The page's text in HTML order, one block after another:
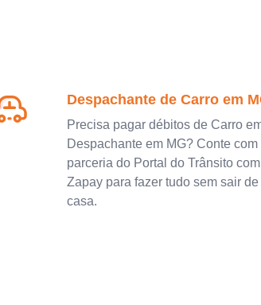
Despachante de Carro em
Precisa pagar débitos de Carro
Despachante em MG? Conte com
parceria do Portal do Trânsito
Zapay para fazer tudo sem sair de
casa.